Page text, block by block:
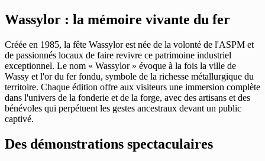
Wassylor : la mémoire vivante du fer
Créée en 1985, la fête Wassylor est née de la volonté de l'ASPM et
de passionnés locaux de faire revivre ce patrimoine industriel
exceptionnel. Le nom « Wassylor » évoque à la fois la ville de
Wassy et l'or du fer fondu, symbole de la richesse métallurgique du
territoire. Chaque édition offre aux visiteurs une immersion complète
dans l'univers de la fonderie et de la forge, avec des artisans et des
bénévoles qui perpétuent les gestes ancestraux devant un public
captivé.
Des démonstrations spectaculaires